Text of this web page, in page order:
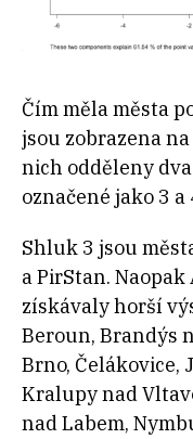
Čím měla města
jsou zobrazena
nich odděleny
označené jako 3 a
Shluk 3 jsou
a PirStan. Naopak
získávaly horší
Beroun, Brandýs
Brno, Čelákovice,
Kralupy nad
nad Labem,